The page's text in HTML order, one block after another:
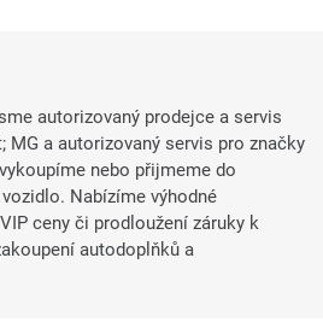
autorizovaný prodejce a servis
MG a autorizovaný servis pro značky
nebo přijmeme do
Nabízíme výhodné
ceny či prodloužení záruky k
autodoplňků a